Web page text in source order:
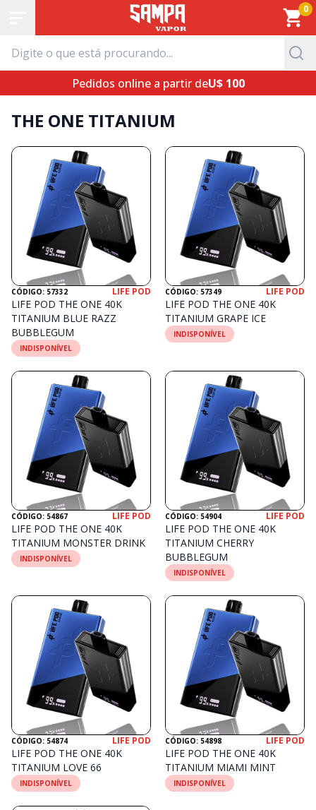
Pedidos online a partir deU$ 100
THE ONE TITANIUM
CÓDIGO: 57332 LIFE POD
LIFE POD THE ONE 40K
TITANIUM BLUE RAZZ
BUBBLEGUM
INDISPONÍVEL
CÓDIGO: 57349 LIFE POD
LIFE POD THE ONE 40K
TITANIUM GRAPE ICE
INDISPONÍVEL
CÓDIGO: 54867 LIFE POD
LIFE POD THE ONE 40K
TITANIUM MONSTER DRINK
INDISPONÍVEL
CÓDIGO: 54904 LIFE POD
LIFE POD THE ONE 40K
TITANIUM CHERRY
BUBBLEGUM
INDISPONÍVEL
CÓDIGO: 54874 LIFE POD
LIFE POD THE ONE 40K
TITANIUM LOVE 66
INDISPONÍVEL
CÓDIGO: 54898 LIFE POD
LIFE POD THE ONE 40K
TITANIUM MIAMI MINT
INDISPONÍVEL
0